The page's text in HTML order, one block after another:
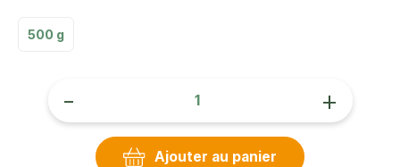
500 g
- +
Ajouter au panier